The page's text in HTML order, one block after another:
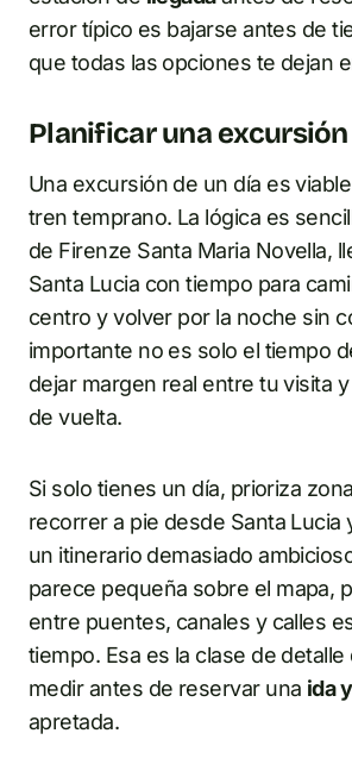
error típico es bajarse antes de
que todas las opciones te dejan
Planificar una
Una excursión de un día es
tren temprano. La lógica es
de Firenze Santa Maria Novella,
Santa Lucia con tiempo para
centro y volver por la noche sin
importante no es solo el tiempo
dejar margen real entre tu visita
de vuelta.
Si solo tienes un día, prioriza
recorrer a pie desde Santa Lucia
un itinerario demasiado
parece pequeña sobre el mapa,
entre puentes, canales y calles
tiempo. Esa es la clase de
medir antes de reservar una ida
apretada.